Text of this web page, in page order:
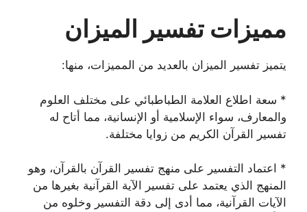
مميزات تفسير الميزان
يتميز تفسير الميزان بالعديد من المميزات، منها:
* سعة اطلاع العلامة الطباطبائي على مختلف العلوم
والمعارف، سواء الإسلامية أو الإنسانية، مما أتاح له
تفسير القرآن الكريم من زوايا مختلفة.
* اعتماد التفسير على منهج تفسير القرآن بالقرآن، وهو
المنهج الذي يعتمد على تفسير الآية القرآنية بغيرها من
الآيات القرآنية، مما أدى إلى دقة التفسير وخلوه من